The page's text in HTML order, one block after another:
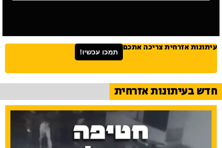
עיתונות אזרחית צריכה אתכם תמכו עכשיו!
חדש בעיתונות אזרחית